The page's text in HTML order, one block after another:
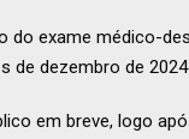
do exame médico-
dezembro de
em breve, logo